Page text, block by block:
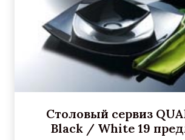
Столовый сервиз
Black / White 19